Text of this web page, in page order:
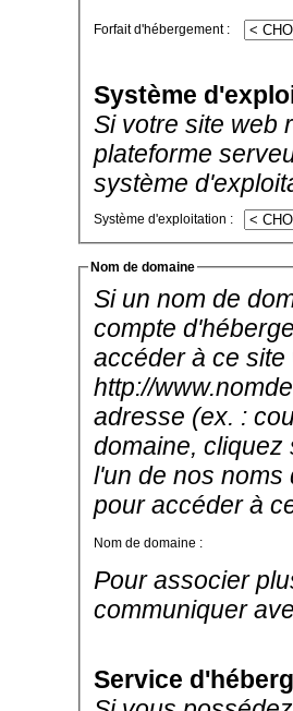
Forfait d'hébergement :
Système
Si votre site web
plateforme
système
Système d'exploitation :
Nom de domaine
Si un nom de
compte
accéder à ce
http://
adresse (ex. :
domaine, cliquez
l'un de nos noms
pour accéder à
Nom de domaine :
Pour associer
communiquer
Service